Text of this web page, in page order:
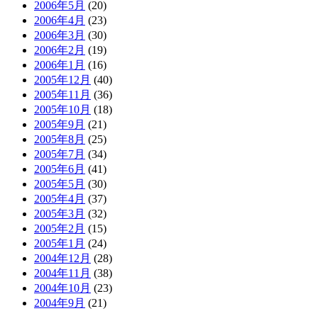
2006年5月 (20)
2006年4月 (23)
2006年3月 (30)
2006年2月 (19)
2006年1月 (16)
2005年12月 (40)
2005年11月 (36)
2005年10月 (18)
2005年9月 (21)
2005年8月 (25)
2005年7月 (34)
2005年6月 (41)
2005年5月 (30)
2005年4月 (37)
2005年3月 (32)
2005年2月 (15)
2005年1月 (24)
2004年12月 (28)
2004年11月 (38)
2004年10月 (23)
2004年9月 (21)